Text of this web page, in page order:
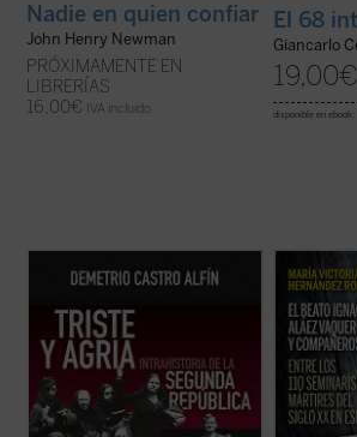
Nadie en quien confiar
John Henry Newman
PRÓXIMAMENTE EN
LIBRERÍAS
16,00€ IVA incluido
El 68
Giancarlo
19,00€
disponible en ebook:
Triste y agria. Intrahistoria de la Segunda
Repúblicase centra en ciertos
examinar fragilidades estructurales de sus
cimientos políticos y en su fracaso para
lograr la lealtad de grandes sectores de ...
(ver ficha)
La beatificación
2026, coincide
de la explosión
persecución del
postuladora de
presenta aquí